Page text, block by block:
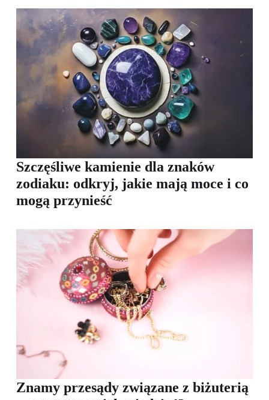
Szczęśliwe kamienie dla znaków
zodiaku: odkryj, jakie mają moce i co
mogą przynieść
Znamy przesądy związane z biżuterią